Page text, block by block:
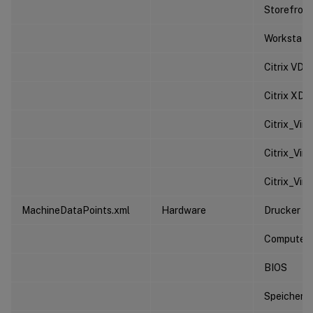
Storefront
Citrix
Citrix XD
MachineDataPoints.xml Hardware Drucker
Computer
BIOS